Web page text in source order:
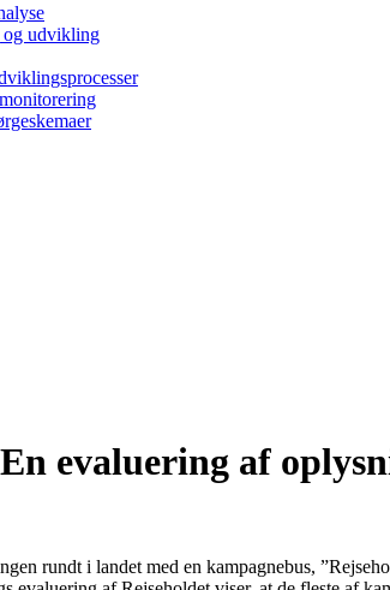
og udvikling
evaluering af
rundt i landet med en kampagnebus,